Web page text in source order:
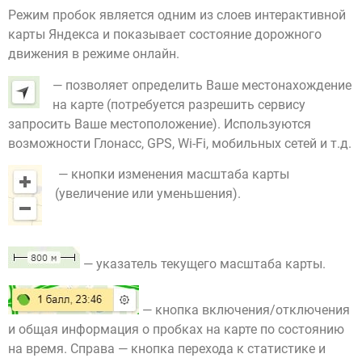
Режим пробок является одним из слоев интерактивной
карты Яндекса и показывает состояние дорожного
движения в режиме онлайн.
— позволяет определить Ваше местонахождение
на карте (потребуется разрешить сервису
запросить Ваше местоположение). Используются
возможности Глонасс, GPS, Wi-Fi, мобильных сетей и т.д.
— кнопки изменения масштаба карты
(увеличение или уменьшения).
— указатель текущего масштаба карты.
— кнопка включения/отключения
и общая информация о пробках на карте по состоянию
на время. Справа — кнопка перехода к статистике и